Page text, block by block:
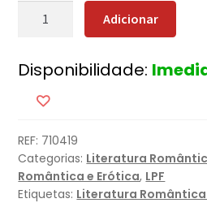
Quantidade
Mentira
Adicionar
Disponibilidade:
REF: 710419
Categorias: Literatura
Romântica e Erótica, LPF
Etiquetas: Literatura